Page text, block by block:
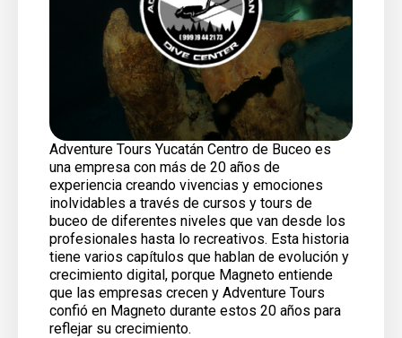
Adventure Tours Yucatán Centro de Buceo es
una empresa con más de 20 años de
experiencia creando vivencias y emociones
inolvidables a través de cursos y tours de
buceo de diferentes niveles que van desde los
profesionales hasta lo recreativos. Esta historia
tiene varios capítulos que hablan de evolución y
crecimiento digital, porque Magneto entiende
que las empresas crecen y Adventure Tours
confió en Magneto durante estos 20 años para
reflejar su crecimiento.